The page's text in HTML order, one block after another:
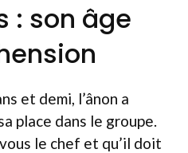
: son âge
et demi, l’ânon a
place dans le groupe.
le chef et qu’il doit